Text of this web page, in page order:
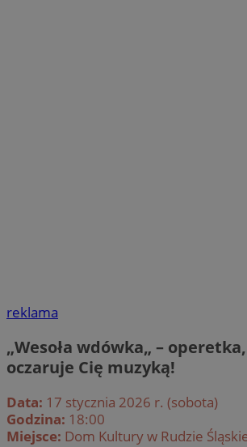
reklama
„Wesoła wdówka„ –
oczaruje Cię muzyką!
Data: 17 stycznia 2026 r. (sobota)
Godzina: 18:00
Miejsce: Dom Kultury w Rudzie